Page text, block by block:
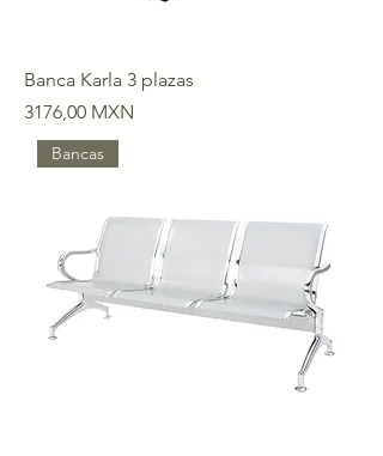
Banca Karla 3 plazas
Precio
3176,00 MXN
Bancas